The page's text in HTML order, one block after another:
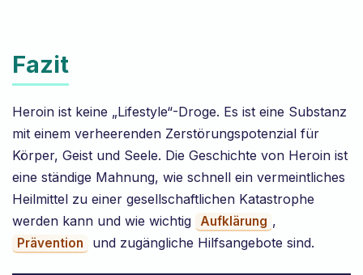
Fazit
Heroin ist keine „Lifestyle“-Droge. Es ist eine Substanz
mit einem verheerenden Zerstörungspotenzial für
Körper, Geist und Seele. Die Geschichte von Heroin ist
eine ständige Mahnung, wie schnell ein vermeintliches
Heilmittel zu einer gesellschaftlichen Katastrophe
werden kann und wie wichtig
Aufklärung ,
Prävention und zugängliche Hilfsangebote sind.